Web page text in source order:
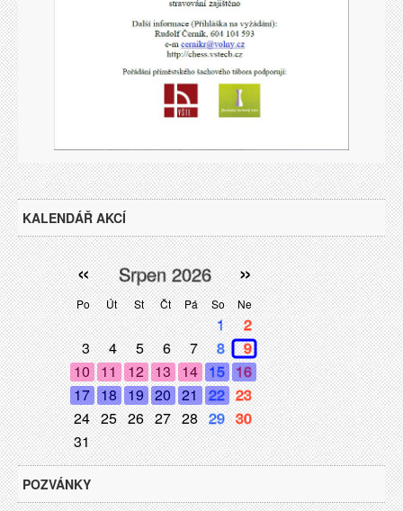
KALENDÁŘ AKCÍ
Po Út St Čt Pá So Ne
« »
Srpen 2026
1
2
3
4 5 6 7 8
9
10
11 12 13 14 15 16
17 18 19 20 21 22 23
24 25 26 27 28 29 30
31
POZVÁNKY